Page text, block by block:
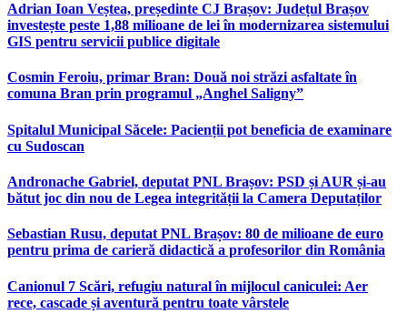
Adrian Ioan Veștea, președinte CJ Brașov: Județul Brașov
investește peste 1,88 milioane de lei în modernizarea sistemului
GIS pentru servicii publice digitale
Cosmin Feroiu, primar Bran: Două noi străzi asfaltate în
comuna Bran prin programul „Anghel Saligny”
Spitalul Municipal Săcele: Pacienții pot beneficia de examinare
cu Sudoscan
Andronache Gabriel, deputat PNL Brașov: PSD și AUR și-au
bătut joc din nou de Legea integrității la Camera Deputaților
Sebastian Rusu, deputat PNL Brașov: 80 de milioane de euro
pentru prima de carieră didactică a profesorilor din România
Canionul 7 Scări, refugiu natural în mijlocul caniculei: Aer
rece, cascade și aventură pentru toate vârstele